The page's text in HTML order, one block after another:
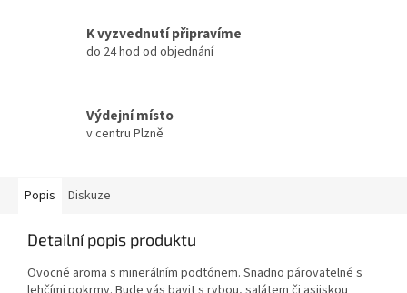
K vyzvednutí připravíme
do 24 hod od objednání
Výdejní místo
v centru Plzně
Popis Diskuze
Detailní popis produktu
Ovocné aroma s minerálním podtónem. Snadno párovatelné s